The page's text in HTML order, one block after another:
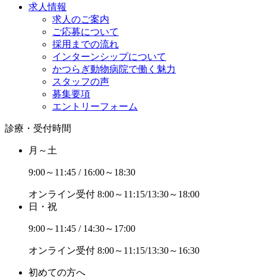
求人情報
求人のご案内
ご応募について
採用までの流れ
インターンシップについて
かつらぎ動物病院で働く魅力
スタッフの声
募集要項
エントリーフォーム
診療・受付時間
月～土
9:00～11:45 / 16:00～18:30
オンライン受付 8:00～11:15/13:30～18:00
日・祝
9:00～11:45 / 14:30～17:00
オンライン受付 8:00～11:15/13:30～16:30
初めての方へ